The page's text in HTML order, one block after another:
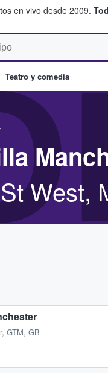
en vivo desde 2009.
de entradas
Teatro y comedia
West,
GTM, GB